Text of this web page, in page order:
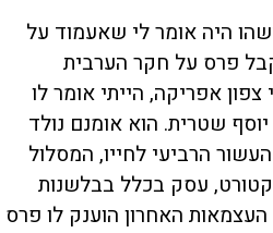
היה אומר לי שאעמוד על
פרס על חקר הערבית
אפריקה, הייתי אומר לו
שטרית. הוא אומנם נולד
הרביעי לחייו, המסלול
עסק בכלל בבלשנות
האחרון הוענק לו פרס